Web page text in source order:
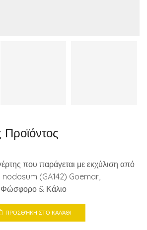
price
€.
που παράγεται με εκχύλιση από
(GA142) Goemar,
Φώσφορο & Κάλιο
ΠΡΟΣΘΉΚΗ ΣΤΟ ΚΑΛΆΘΙ